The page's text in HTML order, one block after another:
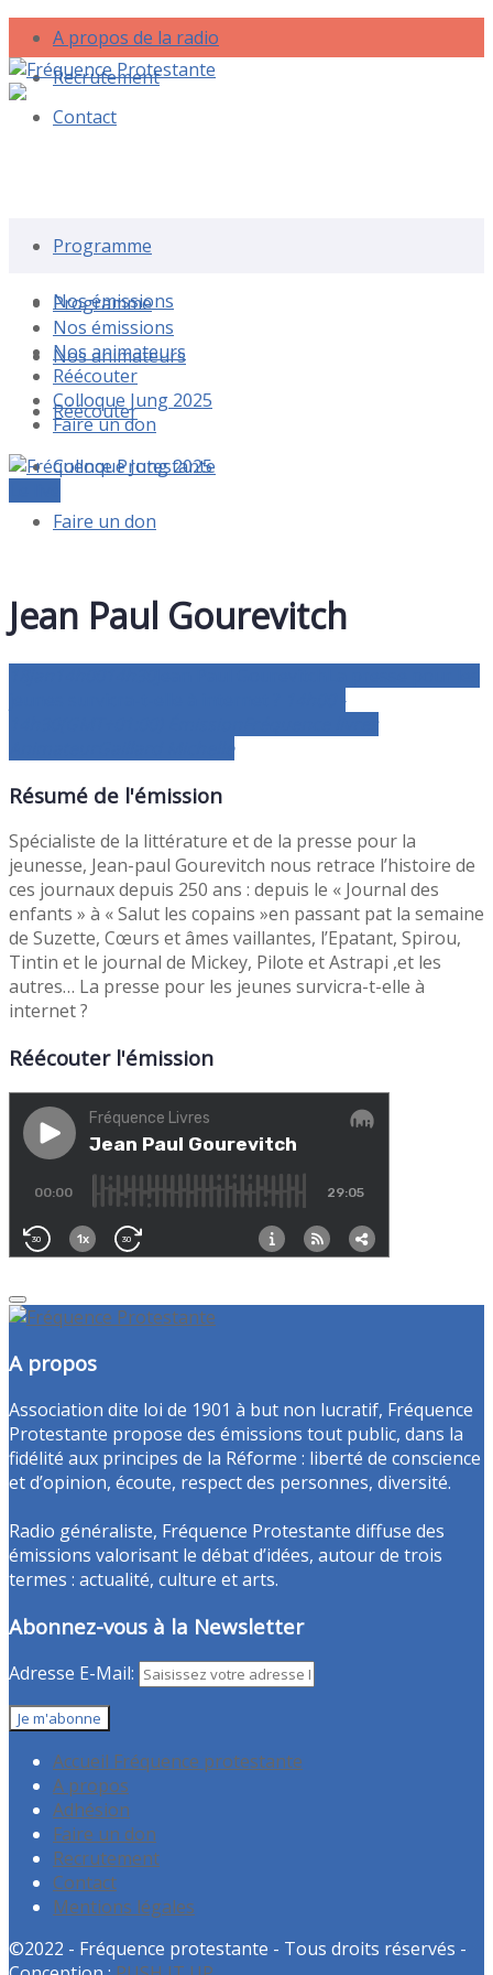
A propos de la radio
Recrutement
Contact
Programme
Nos émissions
Nos animateurs
Réécouter
Colloque Jung 2025
Faire un don
Programme
Nos émissions
Nos animateurs
Réécouter
Colloque Jung 2025
Faire un don
Jean Paul Gourevitch
Résumé de l'émission
Spécialiste de la littérature et de la presse pour la
jeunesse, Jean-paul Gourevitch nous retrace l’histoire de
ces journaux depuis 250 ans : depuis le « Journal des
enfants » à « Salut les copains »en passant pat la semaine
de Suzette, Cœurs et âmes vaillantes, l’Epatant, Spirou,
Tintin et le journal de Mickey, Pilote et Astrapi ,et les
autres… La presse pour les jeunes survicra-t-elle à
internet ?
Réécouter l'émission
A propos
Association dite loi de 1901 à but non lucratif, Fréquence
Protestante propose des émissions tout public, dans la
fidélité aux principes de la Réforme : liberté de conscience
et d’opinion, écoute, respect des personnes, diversité.
Radio généraliste, Fréquence Protestante diffuse des
émissions valorisant le débat d’idées, autour de trois
termes : actualité, culture et arts.
Abonnez-vous à la Newsletter
Adresse E-Mail:
Accueil Fréquence protestante
A propos
Adhésion
Faire un don
Recrutement
Contact
Mentions légales
©2022 - Fréquence protestante - Tous droits réservés -